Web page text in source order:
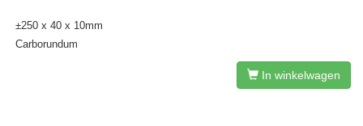
±250 x 40 x 10mm
Carborundum
In winkelwagen